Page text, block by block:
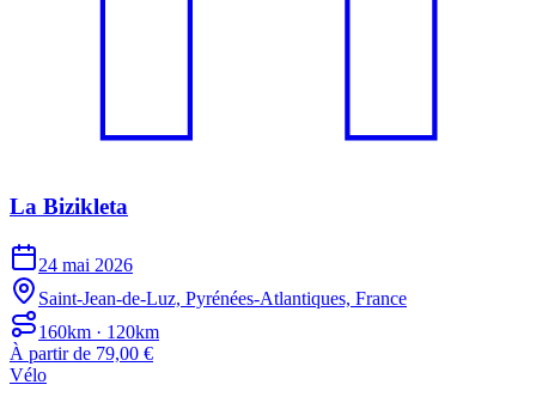
La Bizikleta
24 mai 2026
Saint-Jean-de-Luz, Pyrénées-Atlantiques, France
160km · 120km
À partir de 79,00 €
Vélo